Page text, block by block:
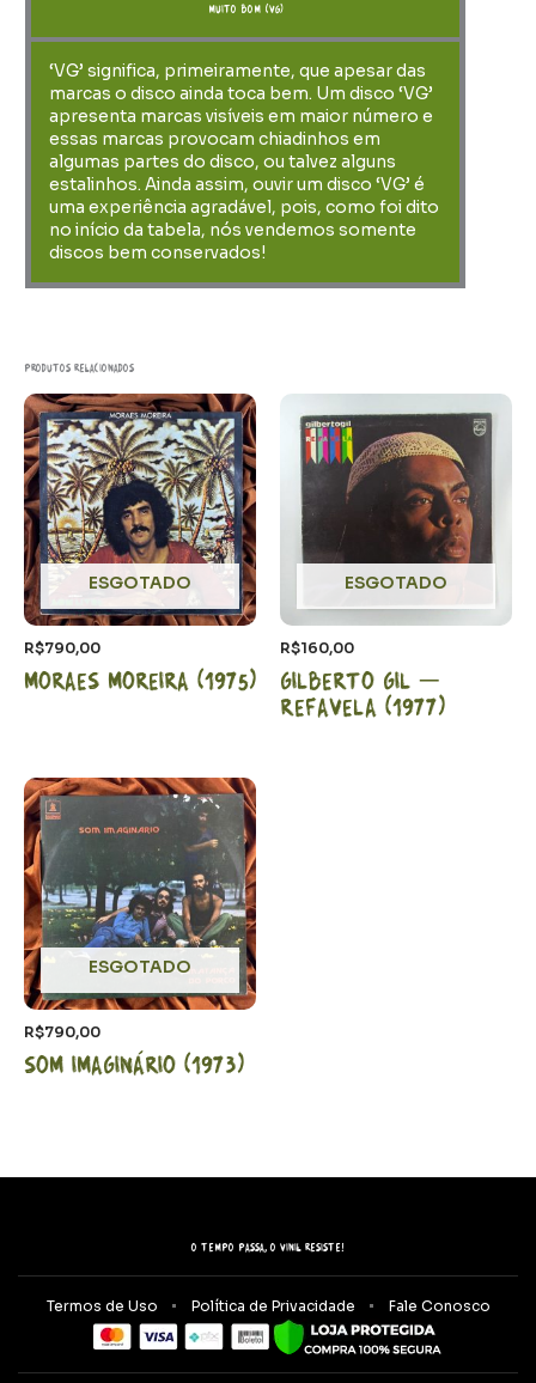
muito bom (VG)
‘VG’ significa, primeiramente, que apesar das
marcas o disco ainda toca bem. Um disco ‘VG’
apresenta marcas visíveis em maior número e
essas marcas provocam chiadinhos em
algumas partes do disco, ou talvez alguns
estalinhos. Ainda assim, ouvir um disco ‘VG’ é
uma experiência agradável, pois, como foi dito
no início da tabela, nós vendemos somente
discos bem conservados!
Produtos relacionados
ESGOTADO
R$790,00
Moraes Moreira (1975)
ESGOTADO
R$160,00
Gilberto Gil –
Refavela (1977)
ESGOTADO
R$790,00
Som Imaginário (1973)
O tempo passa, o vinil resiste!
Termos de Uso Política de Privacidade Fale Conosco